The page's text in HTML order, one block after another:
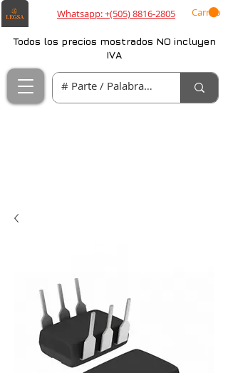
Whatsapp: +(505) 8816-2805 Carrito
Todos los precios mostrados NO incluyen
IVA